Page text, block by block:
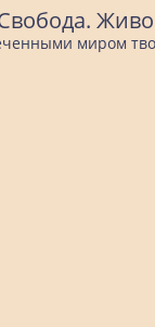
миром